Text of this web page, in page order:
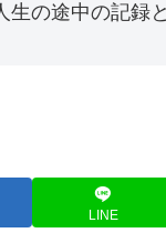
生の途中の記録
LINE